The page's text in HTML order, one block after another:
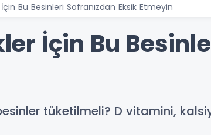
Bu Besinleri Sofranızdan Eksik Etmeyin
İçin Bu
tüketilmeli? D vitamini,